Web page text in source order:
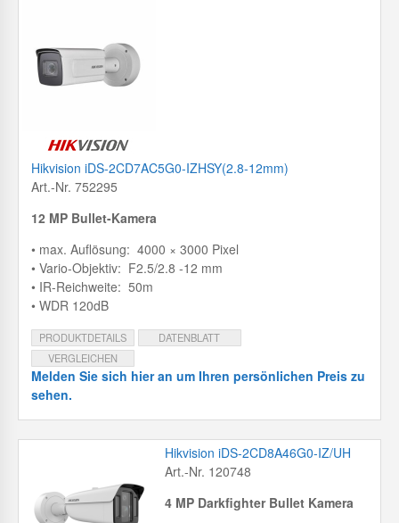
Hikvision iDS-2CD7AC5G0-IZHSY(2.8-12mm)
Art.-Nr. 752295
12 MP Bullet-Kamera
• max. Auflösung: 4000 × 3000 Pixel
• Vario-Objektiv: F2.5/2.8 -12 mm
• IR-Reichweite: 50m
• WDR 120dB
PRODUKTDETAILS
DATENBLATT
VERGLEICHEN
Melden Sie sich hier an um Ihren persönlichen Preis zu
sehen.
Hikvision iDS-2CD8A46G0-IZ/UH
Art.-Nr. 120748
4 MP Darkfighter Bullet Kamera